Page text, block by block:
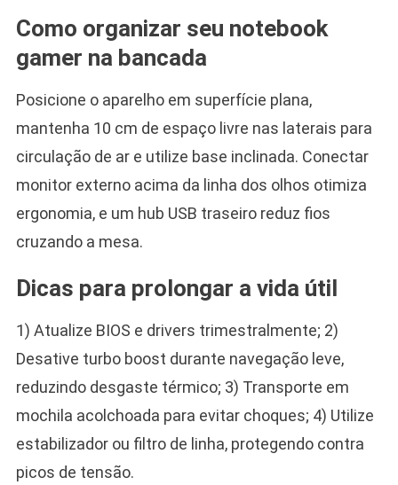
Como organizar seu notebook
gamer na bancada
Posicione o aparelho em superfície plana,
mantenha 10 cm de espaço livre nas laterais para
circulação de ar e utilize base inclinada. Conectar
monitor externo acima da linha dos olhos otimiza
ergonomia, e um hub USB traseiro reduz fios
cruzando a mesa.
Dicas para prolongar a vida útil
1) Atualize BIOS e drivers trimestralmente; 2)
Desative turbo boost durante navegação leve,
reduzindo desgaste térmico; 3) Transporte em
mochila acolchoada para evitar choques; 4) Utilize
estabilizador ou filtro de linha, protegendo contra
picos de tensão.